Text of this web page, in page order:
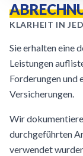
KLARHEIT IN
Sie erhalten eine
Leistungen
Forderungen
Versicherungen.
Wir
durchgeführten
verwendet